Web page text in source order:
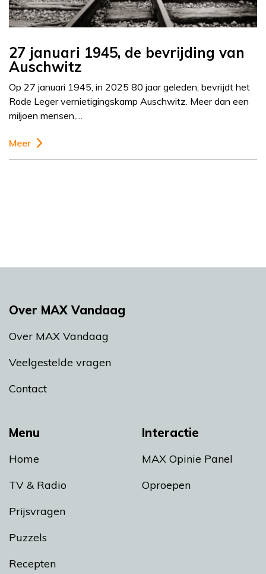
27 januari 1945, de bevrijding van
Auschwitz
Op 27 januari 1945, in 2025 80 jaar geleden, bevrijdt het
Rode Leger vernietigingskamp Auschwitz. Meer dan een
miljoen mensen,…
Meer
Menu
Home
TV & Radio
Prijsvragen
Puzzels
Recepten
Interactie
MAX Opinie Panel
Oproepen
Over MAX Vandaag
Over MAX Vandaag
Veelgestelde vragen
Contact